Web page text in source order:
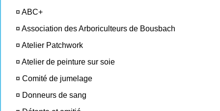
¤ ABC+
¤ Association des Arboriculteurs de Bousbach
¤ Atelier Patchwork
¤ Atelier de peinture sur soie
¤ Comité de jumelage
¤ Donneurs de sang